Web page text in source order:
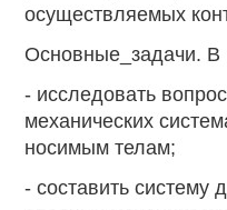
осуществляемых
Основные_задачи.
- исследовать
механических
носимым телам;
- составить